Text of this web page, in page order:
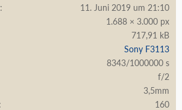
11. Juni 2019 um 21:10
1.688 × 3.000 px
717,91 kB
Sony F3113
8343/1000000 s
f/2
3,5mm
160